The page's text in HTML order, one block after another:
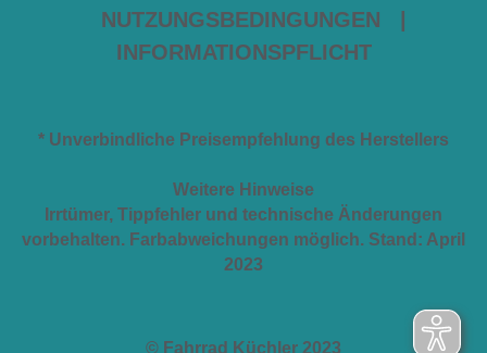
NUTZUNGSBEDINGUNGEN
INFORMATIONSPFLICHT
* Unverbindliche Preisempfehlung des Herstellers
Weitere Hinweise
Irrtümer, Tippfehler und technische Änderungen
vorbehalten. Farbabweichungen möglich. Stand: April
2023
© Fahrrad Küchler 2023